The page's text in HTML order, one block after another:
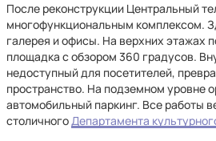
После реконструкции Центральный
многофункциональным комплексом.
галерея и офисы. На верхних этажах
площадка с обзором 360 градусов.
недоступный для посетителей,
пространство. На подземном уровне
автомобильный паркинг. Все работы
столичногоДепартамента